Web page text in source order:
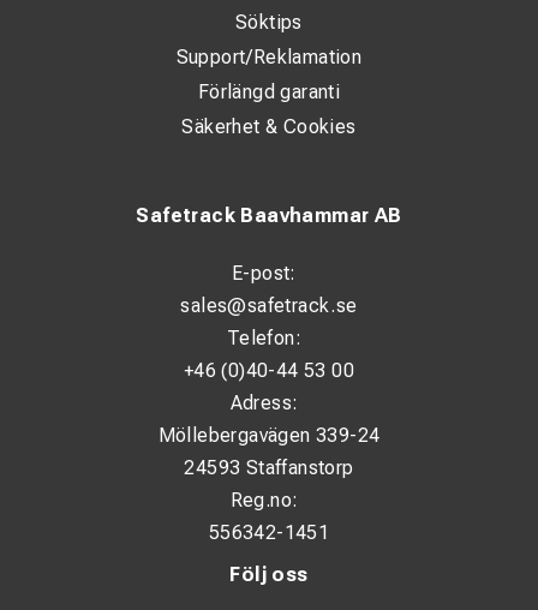
Följ oss
Safetrack Baavhammar AB
E-post:
sales@safetrack.se
Telefon:
+46 (0)40-44 53 00
Adress:
Möllebergavägen 339-24
24593 Staffanstorp
Reg.no:
556342-1451
Söktips
Support/Reklamation
Förlängd garanti
Säkerhet & Cookies